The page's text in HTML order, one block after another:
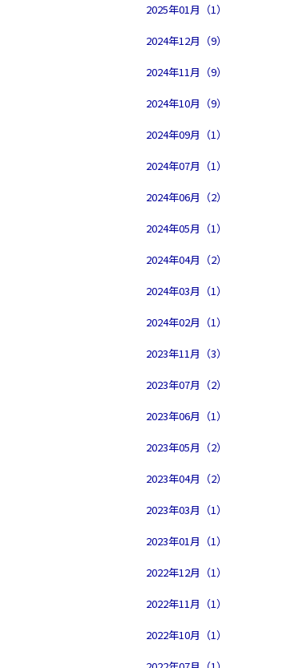
2025年01月（1）
2024年12月（9）
2024年11月（9）
2024年10月（9）
2024年09月（1）
2024年07月（1）
2024年06月（2）
2024年05月（1）
2024年04月（2）
2024年03月（1）
2024年02月（1）
2023年11月（3）
2023年07月（2）
2023年06月（1）
2023年05月（2）
2023年04月（2）
2023年03月（1）
2023年01月（1）
2022年12月（1）
2022年11月（1）
2022年10月（1）